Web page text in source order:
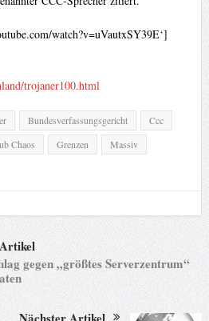
watch?v=uVautxSY39E‘]
trojaner100.html
Bundesverfassungsgericht
Ccc
Chaos Grenzen
Massiv
gegen „größtes Serverzentrum“